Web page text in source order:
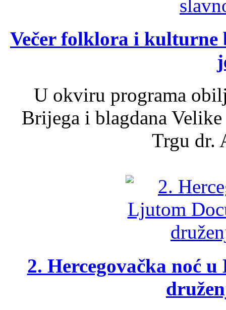
Večer folklora i kulturne
U okviru programa
Brijega i blagdana
Trgu dr.
2. Hercegovačka noć